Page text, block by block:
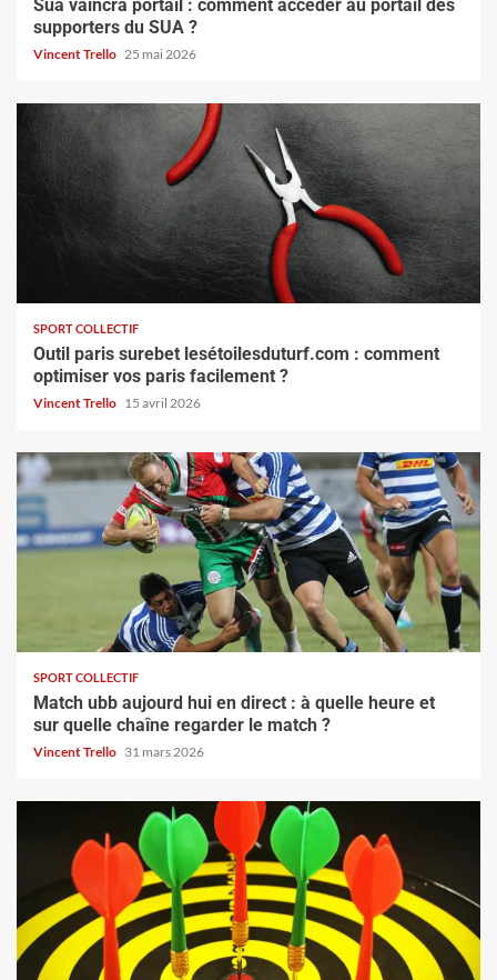
Sua vaincra portail : comment accéder au portail des
supporters du SUA ?
Vincent Trello 25 mai 2026
SPORT COLLECTIF
Outil paris surebet lesétoilesduturf.com : comment
optimiser vos paris facilement ?
Vincent Trello 15 avril 2026
SPORT COLLECTIF
Match ubb aujourd hui en direct : à quelle heure et
sur quelle chaîne regarder le match ?
Vincent Trello 31 mars 2026